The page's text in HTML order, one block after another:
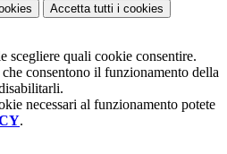
Accetta tutti i cookies
scegliere quali cookie consentire.
consentono il funzionamento della
necessari al funzionamento potete
.